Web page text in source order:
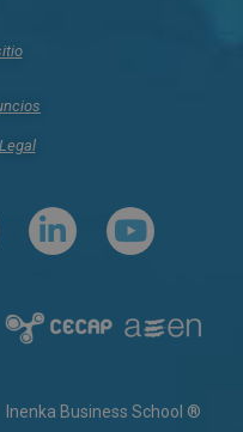
Inenka Business School ®